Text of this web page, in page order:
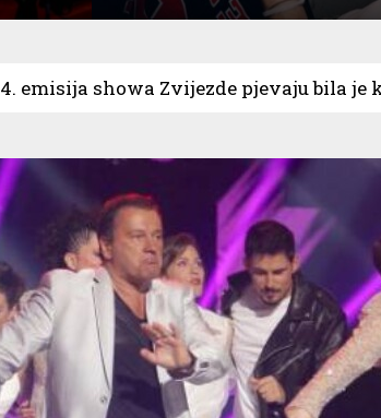
4. emisija showa Zvijezde pjevaju bila je